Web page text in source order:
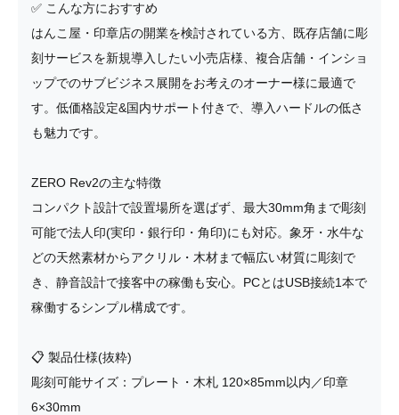
✅ こんな方におすすめ
はんこ屋・印章店の開業を検討されている方、既存店舗に彫
刻サービスを新規導入したい小売店様、複合店舗・インショ
ップでのサブビジネス展開をお考えのオーナー様に最適で
す。低価格設定&国内サポート付きで、導入ハードルの低さ
も魅力です。
ZERO Rev2の主な特徴
コンパクト設計で設置場所を選ばず、最大30mm角まで彫刻
可能で法人印(実印・銀行印・角印)にも対応。象牙・水牛な
どの天然素材からアクリル・木材まで幅広い材質に彫刻で
き、静音設計で接客中の稼働も安心。PCとはUSB接続1本で
稼働するシンプル構成です。
📋 製品仕様(抜粋)
彫刻可能サイズ：プレート・木札 120×85mm以内／印章
6×30mm